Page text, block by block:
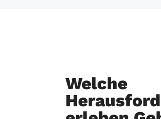
Welche